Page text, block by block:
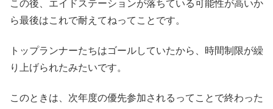
この後、エイドステーションが落ちている可能性が高いか
ら最後はこれで耐えてねってことです。
トップランナーたちはゴールしていたから、時間制限が繰
り上げられたみたいです。
このときは、次年度の優先参加されるってことで終わった